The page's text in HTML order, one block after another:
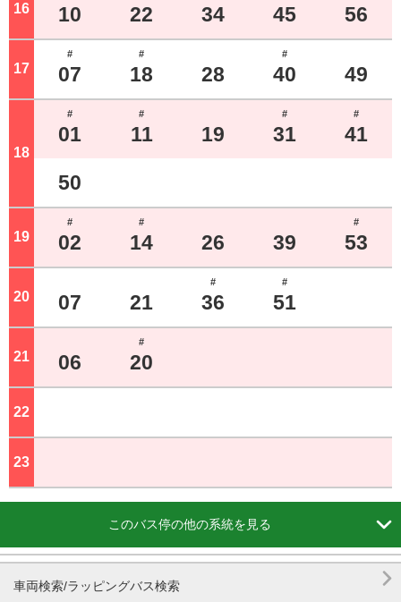
16 10 22 34 45 56
17
#
07
#
18 28
#
40 49
18
#
01
#
11 19
#
31
#
41
50
19
#
02
#
14 26 39
#
53
20 07 21
#
36
#
51
21 06
#
20
22
23
このバス停の他の系統を見る 
車両検索/ラッピングバス検索 